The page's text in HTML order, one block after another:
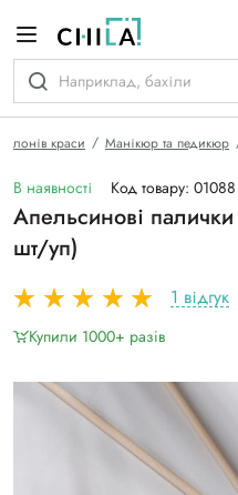
краси Манікюр та педикюр
В наявності Код товару: 01088
Апельсинові
шт/уп)
1 відгук
Купили 1000+ разiв
гамі